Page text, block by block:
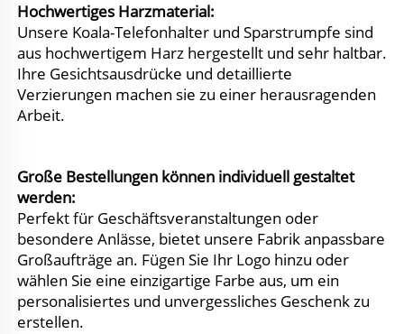
Hochwertiges Harzmaterial:
Unsere Koala-Telefonhalter und Sparstrumpfe sind
aus hochwertigem Harz hergestellt und sehr haltbar.
Ihre Gesichtsausdrücke und detaillierte
Verzierungen machen sie zu einer herausragenden
Arbeit.
Große Bestellungen können individuell gestaltet
werden:
Perfekt für Geschäftsveranstaltungen oder
besondere Anlässe, bietet unsere Fabrik anpassbare
Großaufträge an. Fügen Sie Ihr Logo hinzu oder
wählen Sie eine einzigartige Farbe aus, um ein
personalisiertes und unvergessliches Geschenk zu
erstellen.